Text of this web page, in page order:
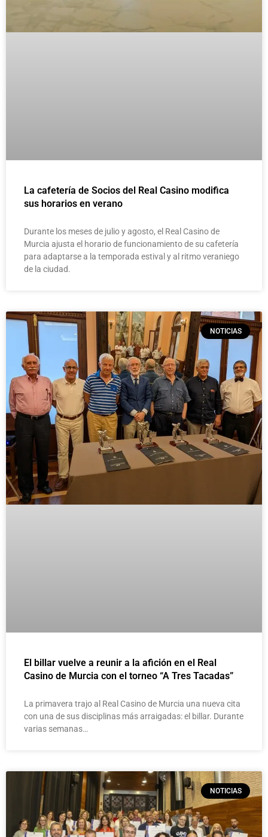
La cafetería de Socios del Real Casino modifica
sus horarios en verano
Durante los meses de julio y agosto, el Real Casino de
Murcia ajusta el horario de funcionamiento de su cafetería
para adaptarse a la temporada estival y al ritmo veraniego
de la ciudad.
NOTICIAS
El billar vuelve a reunir a la afición en el Real
Casino de Murcia con el torneo “A Tres Tacadas”
La primavera trajo al Real Casino de Murcia una nueva cita
con una de sus disciplinas más arraigadas: el billar. Durante
varias semanas…
NOTICIAS